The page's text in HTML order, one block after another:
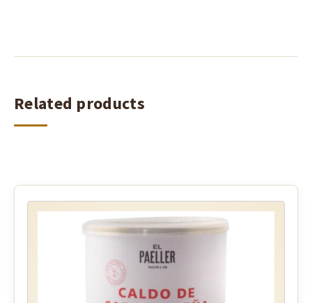
Related products